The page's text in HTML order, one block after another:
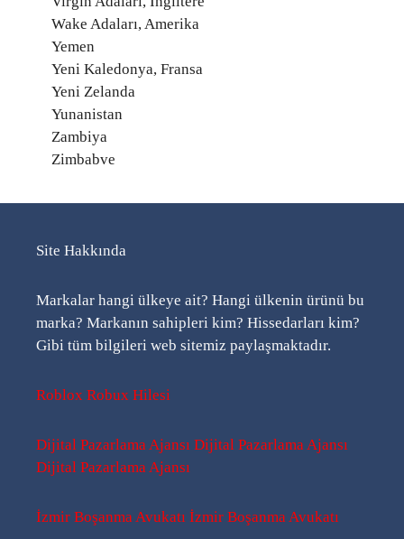
Wake Adaları, Amerika
Yemen
Yeni Kaledonya, Fransa
Yeni Zelanda
Yunanistan
Zambiya
Zimbabve
Site Hakkında
Markalar hangi ülkeye ait? Hangi ülkenin ürünü bu
marka? Markanın sahipleri kim? Hissedarları kim?
Gibi tüm bilgileri web sitemiz paylaşmaktadır.
Roblox Robux Hilesi
Dijital Pazarlama Ajansı Dijital Pazarlama Ajansı
Dijital Pazarlama Ajansı
İzmir Boşanma Avukatı İzmir Boşanma Avukatı